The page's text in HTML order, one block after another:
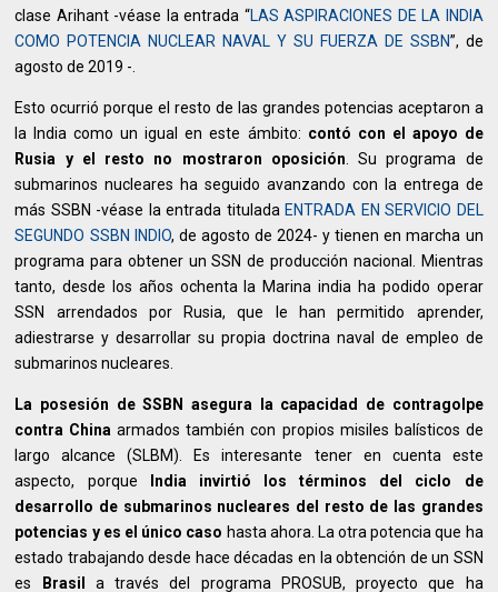
clase Arihant -véase la entrada “LAS ASPIRACIONES DE LA INDIA
COMO POTENCIA NUCLEAR NAVAL Y SU FUERZA DE SSBN”, de
agosto de 2019 -.
Esto ocurrió porque el resto de las grandes potencias aceptaron a
la India como un igual en este ámbito: contó con el apoyo de
Rusia y el resto no mostraron oposición . Su programa de
submarinos nucleares ha seguido avanzando con la entrega de
más SSBN -véase la entrada titulada ENTRADA EN SERVICIO DEL
SEGUNDO SSBN INDIO, de agosto de 2024- y tienen en marcha un
programa para obtener un SSN de producción nacional. Mientras
tanto, desde los años ochenta la Marina india ha podido operar
SSN arrendados por Rusia, que le han permitido aprender,
adiestrarse y desarrollar su propia doctrina naval de empleo de
submarinos nucleares.
La posesión de SSBN asegura la capacidad de contragolpe
contra China armados también con propios misiles balísticos de
largo alcance (SLBM). Es interesante tener en cuenta este
aspecto, porque
India invirtió los términos del ciclo de
desarrollo de submarinos nucleares del resto de las grandes
potencias y es el único caso hasta ahora. La otra potencia que ha
estado trabajando desde hace décadas en la obtención de un SSN
es
Brasil
a través del programa PROSUB, proyecto que ha